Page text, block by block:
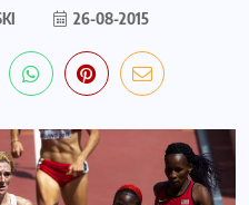
26-08-2015